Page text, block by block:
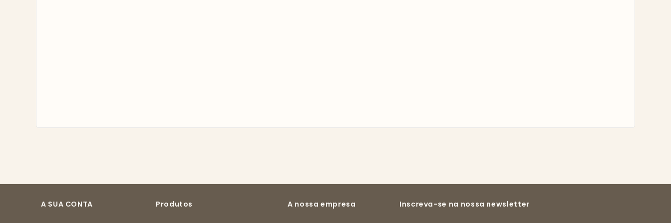
A SUA CONTA Inscreva-se na nossa newsletter
Produtos A nossa empresa